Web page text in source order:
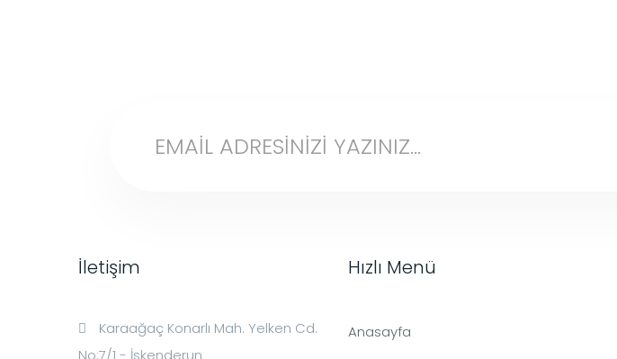
İletişim
Karaağaç Konarlı Mah. Yelken Cd.
No:7/1 - İskenderun
Hızlı Menü
Anasayfa